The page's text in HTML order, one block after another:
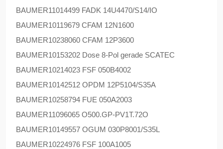
BAUMER11014499 FADK 14U4470/S14/IO
BAUMER10119679 CFAM 12N1600
BAUMER10238060 CFAM 12P3600
BAUMER10153202 Dose 8-Pol gerade SCATEC
BAUMER10214023 FSF 050B4002
BAUMER10142512 OPDM 12P5104/S35A
BAUMER10258794 FUE 050A2003
BAUMER11096065 O500.GP-PV1T.72O
BAUMER10149557 OGUM 030P8001/S35L
BAUMER10224976 FSF 100A1005